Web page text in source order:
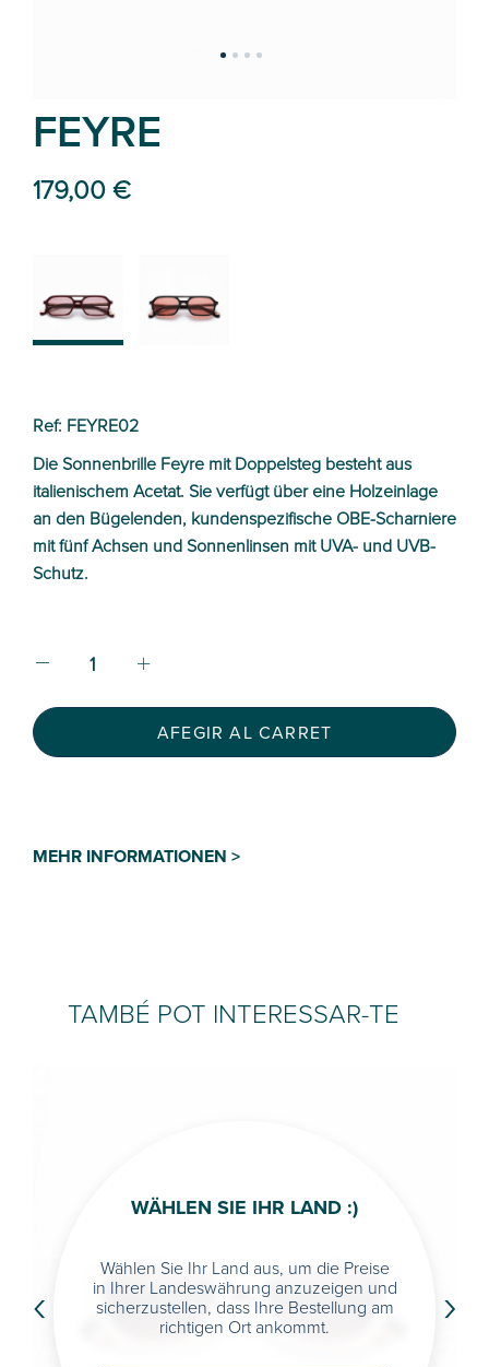
FEYRE
179,00 €
Ref: FEYRE02
Die Sonnenbrille Feyre mit Doppelsteg besteht aus
italienischem Acetat. Sie verfügt über eine Holzeinlage
an den Bügelenden, kundenspezifische OBE-Scharniere
mit fünf Achsen und Sonnenlinsen mit UVA- und UVB-
Schutz.
AFEGIR AL CARRET
MEHR INFORMATIONEN >
TAMBÉ POT INTERESSAR-TE
‹ ›
WÄHLEN SIE IHR LAND :)
Wählen Sie Ihr Land aus, um die Preise
in Ihrer Landeswährung anzuzeigen und
sicherzustellen, dass Ihre Bestellung am
richtigen Ort ankommt.